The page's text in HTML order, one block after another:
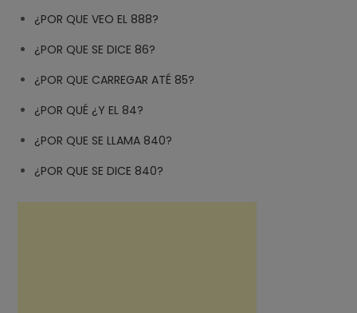
¿POR QUE VEO EL 888?
¿POR QUE SE DICE 86?
¿POR QUE CARREGAR ATÉ 85?
¿POR QUÉ ¿Y EL 84?
¿POR QUE SE LLAMA 840?
¿POR QUE SE DICE 840?